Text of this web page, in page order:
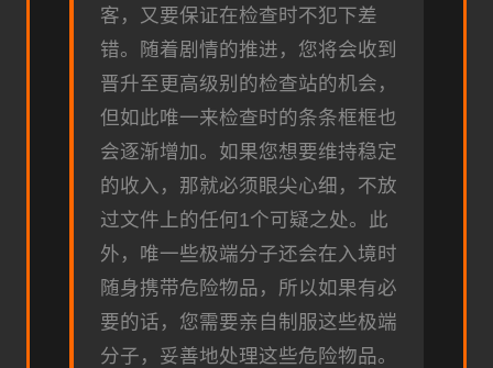
客，又要保证在检查时不犯下差
错。随着剧情的推进，您将会收到
晋升至更高级别的检查站的机会，
但如此唯一来检查时的条条框框也
会逐渐增加。如果您想要维持稳定
的收入，那就必须眼尖心细，不放
过文件上的任何1个可疑之处。此
外，唯一些极端分子还会在入境时
随身携带危险物品，所以如果有必
要的话，您需要亲自制服这些极端
分子，妥善地处理这些危险物品。